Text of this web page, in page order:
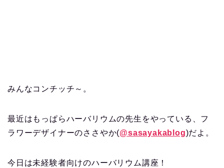
みんなコンチッチ～。
最近はもっぱらハーバリウムの先生をやっている、フ
ラワーデザイナーのささやか(@sasayakablog)だよ。
今日は未経験者向けのハーバリウム講座！